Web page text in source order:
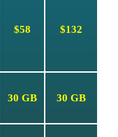
$58 $132
30 GB 30 GB